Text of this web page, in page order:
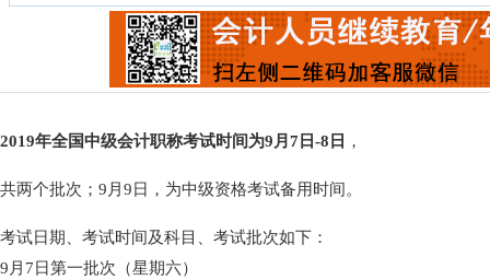
2019年全国中级会计职称考试时间为9月7日-8日 ，
共两个批次；9月9日，为中级资格考试备用时间。
考试日期、考试时间及科目、考试批次如下：
9月7日第一批次（星期六）